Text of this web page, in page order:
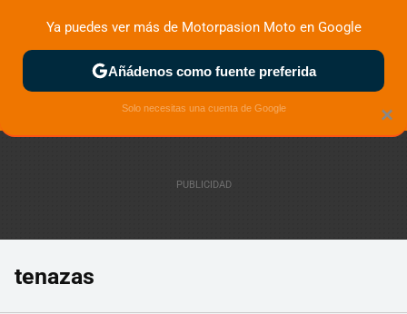
ZONA DE PRUEBAS DEPORTIVAS MOTOS ELÉCTRICAS
tenazas
×
Ya puedes ver más de Motorpasion Moto en Google
Añádenos como fuente preferida
Solo necesitas una cuenta de Google